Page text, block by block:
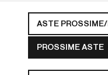
ASTE
PROSSIME ASTE